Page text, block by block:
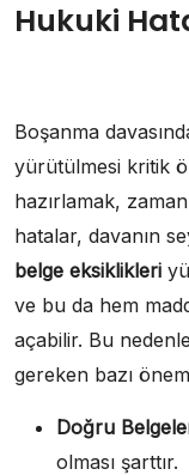
Hukuki
Boşanma
yürütülmesi kritik
hazırlamak,
hatalar, davanın
belge eksiklikleri
ve bu da hem
açabilir. Bu
gereken bazı
Doğru
olması şarttır.